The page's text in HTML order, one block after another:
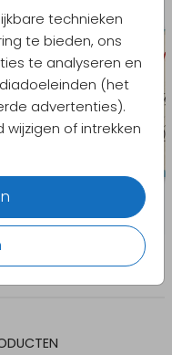
technieken
te bieden, ons
te analyseren en
(het
advertenties).
of intrekken